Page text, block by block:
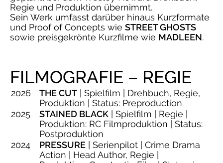
Regie und Produktion übernimmt.
Sein Werk umfasst darüber hinaus Kurzformate
und Proof of Concepts wie STREET GHOSTS
sowie preisgekrönte Kurzfilme wie MADLEEN.
FILMOGRAFIE – REGIE
2026 THE CUT | Spielfilm | Drehbuch, Regie,
Produktion | Status: Preproduction
2025
STAINED BLACK | Spielfilm | Regie |
Produktion: RC Filmproduktion | Status:
Postproduktion
2024
PRESSURE | Serienpilot | Crime Drama
Action | Head Author, Regie |